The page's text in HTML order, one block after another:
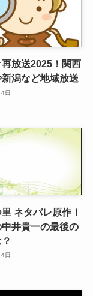
再放送2025！関西
潟など地域放送
日
ネタバレ原作！
井貴一の最後の
日